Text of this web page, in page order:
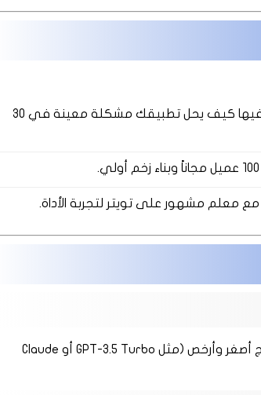
انشر فيديوهات على TikTok و LinkedIn تشرح فيها كيف يحل تطبيقك مشكلة معينة في 30
معلم مشهور على تويتر لتجربة الأداة.
قد تكون تكاليف استخدام النماذج القوية مرتفعة. الحل هو استخدام نماذج أصغر وأرخص (مثل GPT-3.5 Turbo أو Claude